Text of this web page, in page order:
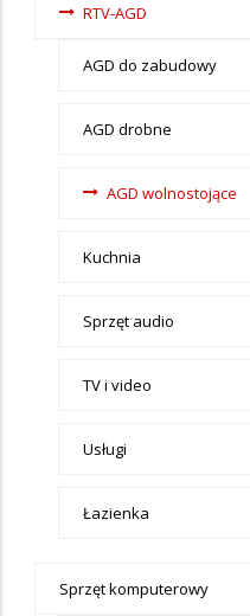
menu-
Elektronika
RTV-AGD
AGD do zabudowy
AGD drobne
AGD wolnostojące
Kuchnia
Sprzęt audio
TV i video
Usługi
Łazienka
Sprzęt komputerowy